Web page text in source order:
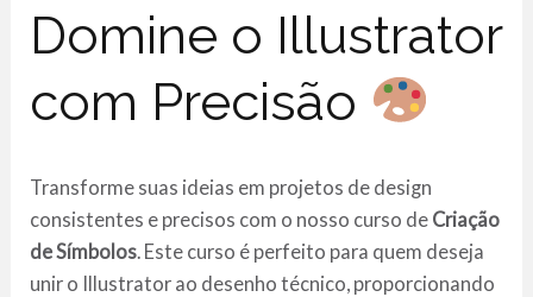
Domine o Illustrator
com Precisão
Transforme suas ideias em projetos de design
consistentes e precisos com o nosso curso de Criação
de Símbolos. Este curso é perfeito para quem deseja
unir o Illustrator ao desenho técnico, proporcionando